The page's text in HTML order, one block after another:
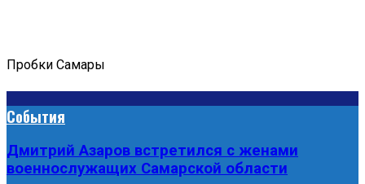
Пробки Самары
События
Дмитрий Азаров встретился с женами
военнослужащих Самарской области